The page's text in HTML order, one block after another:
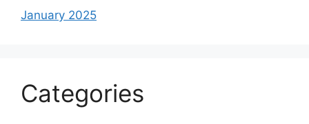
January 2025
Categories